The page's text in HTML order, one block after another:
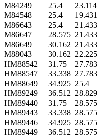
M84249
25.4 23.114
M84548
25.4 19.431
M86643
25.4 21.433
M86647
28.575 21.433
M86649
30.162 21.433
M88043
30.162 22.225
HM88542
31.75 27.783
HM88547
33.338 27.783
HM88649
34.925 25.4
HM89249
36.512 28.829
HM89440
31.75 28.575
HM89443
33.338 28.575
HM89446
34.925 28.575
HM89449
36.512 28.575